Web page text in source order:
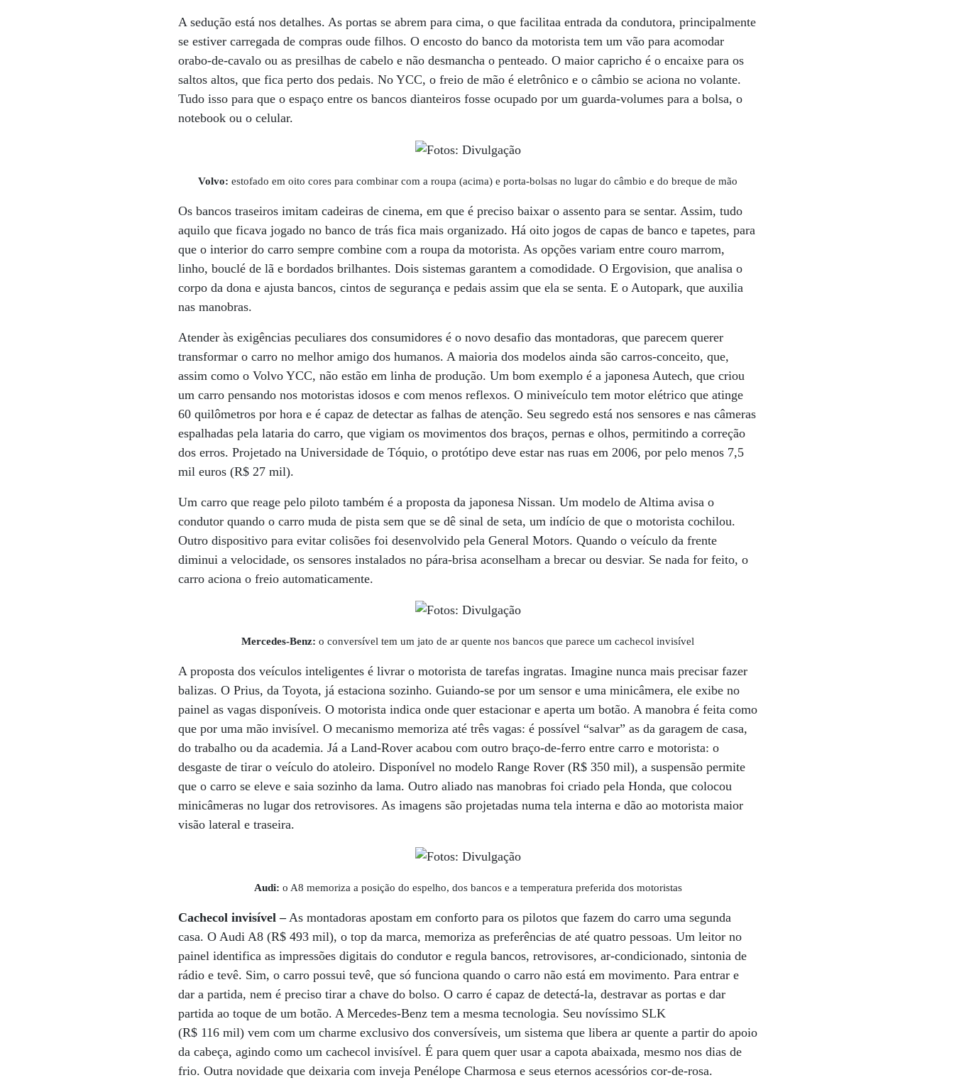
A sedução está nos detalhes. As portas se abrem para cima, o que facilitaa entrada da condutora, principalmente
se estiver carregada de compras oude filhos. O encosto do banco da motorista tem um vão para acomodar
orabo-de-cavalo ou as presilhas de cabelo e não desmancha o penteado. O maior capricho é o encaixe para os
saltos altos, que fica perto dos pedais. No YCC, o freio de mão é eletrônico e o câmbio se aciona no volante.
Tudo isso para que o espaço entre os bancos dianteiros fosse ocupado por um guarda-volumes para a bolsa, o
notebook ou o celular.
Volvo: estofado em oito cores para combinar com a roupa (acima) e porta-bolsas no lugar do câmbio e do breque de mão
Os bancos traseiros imitam cadeiras de cinema, em que é preciso baixar o assento para se sentar. Assim, tudo
aquilo que ficava jogado no banco de trás fica mais organizado. Há oito jogos de capas de banco e tapetes, para
que o interior do carro sempre combine com a roupa da motorista. As opções variam entre couro marrom,
linho, bouclé de lã e bordados brilhantes. Dois sistemas garantem a comodidade. O Ergovision, que analisa o
corpo da dona e ajusta bancos, cintos de segurança e pedais assim que ela se senta. E o Autopark, que auxilia
nas manobras.
Atender às exigências peculiares dos consumidores é o novo desafio das montadoras, que parecem querer
transformar o carro no melhor amigo dos humanos. A maioria dos modelos ainda são carros-conceito, que,
assim como o Volvo YCC, não estão em linha de produção. Um bom exemplo é a japonesa Autech, que criou
um carro pensando nos motoristas idosos e com menos reflexos. O miniveículo tem motor elétrico que atinge
60 quilômetros por hora e é capaz de detectar as falhas de atenção. Seu segredo está nos sensores e nas câmeras
espalhadas pela lataria do carro, que vigiam os movimentos dos braços, pernas e olhos, permitindo a correção
dos erros. Projetado na Universidade de Tóquio, o protótipo deve estar nas ruas em 2006, por pelo menos 7,5
mil euros (R$ 27 mil).
Um carro que reage pelo piloto também é a proposta da japonesa Nissan. Um modelo de Altima avisa o
condutor quando o carro muda de pista sem que se dê sinal de seta, um indício de que o motorista cochilou.
Outro dispositivo para evitar colisões foi desenvolvido pela General Motors. Quando o veículo da frente
diminui a velocidade, os sensores instalados no pára-brisa aconselham a brecar ou desviar. Se nada for feito, o
carro aciona o freio automaticamente.
Mercedes-Benz: o conversível tem um jato de ar quente nos bancos que parece um cachecol invisível
A proposta dos veículos inteligentes é livrar o motorista de tarefas ingratas. Imagine nunca mais precisar fazer
balizas. O Prius, da Toyota, já estaciona sozinho. Guiando-se por um sensor e uma minicâmera, ele exibe no
painel as vagas disponíveis. O motorista indica onde quer estacionar e aperta um botão. A manobra é feita como
que por uma mão invisível. O mecanismo memoriza até três vagas: é possível “salvar” as da garagem de casa,
do trabalho ou da academia. Já a Land-Rover acabou com outro braço-de-ferro entre carro e motorista: o
desgaste de tirar o veículo do atoleiro. Disponível no modelo Range Rover (R$ 350 mil), a suspensão permite
que o carro se eleve e saia sozinho da lama. Outro aliado nas manobras foi criado pela Honda, que colocou
minicâmeras no lugar dos retrovisores. As imagens são projetadas numa tela interna e dão ao motorista maior
visão lateral e traseira.
Audi: o A8 memoriza a posição do espelho, dos bancos e a temperatura preferida dos motoristas
Cachecol invisível –As montadoras apostam em conforto para os pilotos que fazem do carro uma segunda
casa. O Audi A8 (R$ 493 mil), o top da marca, memoriza as preferências de até quatro pessoas. Um leitor no
painel identifica as impressões digitais do condutor e regula bancos, retrovisores, ar-condicionado, sintonia de
rádio e tevê. Sim, o carro possui tevê, que só funciona quando o carro não está em movimento. Para entrar e
dar a partida, nem é preciso tirar a chave do bolso. O carro é capaz de detectá-la, destravar as portas e dar
partida ao toque de um botão. A Mercedes-Benz tem a mesma tecnologia. Seu novíssimo SLK
(R$ 116 mil) vem com um charme exclusivo dos conversíveis, um sistema que libera ar quente a partir do apoio
da cabeça, agindo como um cachecol invisível. É para quem quer usar a capota abaixada, mesmo nos dias de
frio. Outra novidade que deixaria com inveja Penélope Charmosa e seus eternos acessórios cor-de-rosa.